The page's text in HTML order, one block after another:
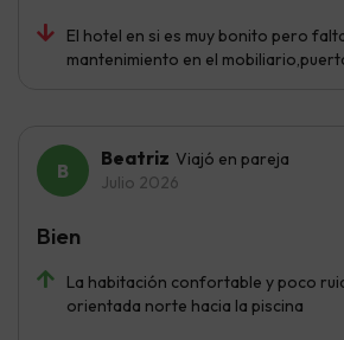
El hotel en si es muy bonito pero
mantenimiento en el
Beatriz Viajó en pareja
Julio 2026
La habitación confortable y poco
orientada norte hacia la piscina
Bien